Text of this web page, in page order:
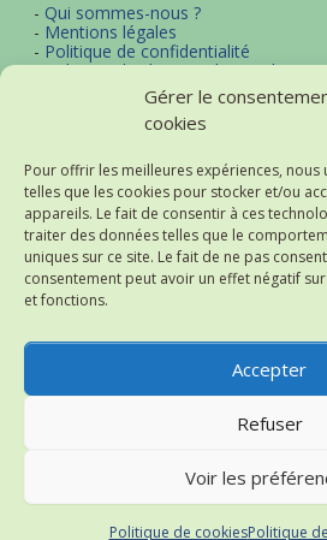
Gérer le
cookies
Pour offrir les meilleures expériences,
telles que les cookies pour stocker et/ou
appareils. Le fait de consentir à ces
traiter des données telles que le
uniques sur ce site. Le fait de ne pas
consentement peut avoir un effet négatif
et fonctions.
Accepter
Refuser
Voir les
Politique de cookiesPolitique
- Qui sommes-nous ?
- Mentions légales
- Politique de confidentialité
-Politique d'utilisation des cookies
Actualités et thématiques
-Excel
-Word
-Bureautique
-Logiciels
-Notre flux d'actualités (RSS)
Thème : Superposition parKaira.
(v2.1_prd_sys)
Lille - France